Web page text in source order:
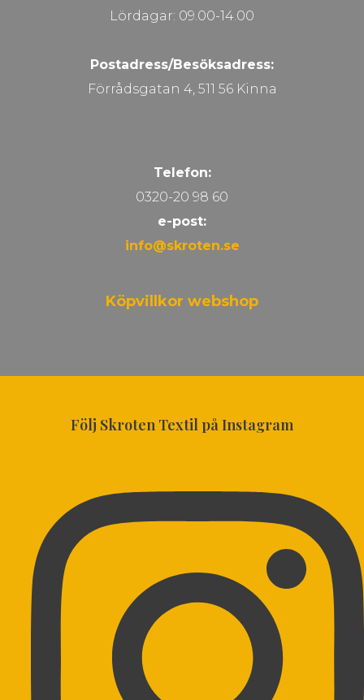
Lördagar: 09.00-14.00
Postadress/Besöksadress:
Förrådsgatan 4, 511 56 Kinna
Telefon:
0320-20 98 60
e-post:
info@skroten.se
Köpvillkor webshop
Följ Skroten Textil på Instagram